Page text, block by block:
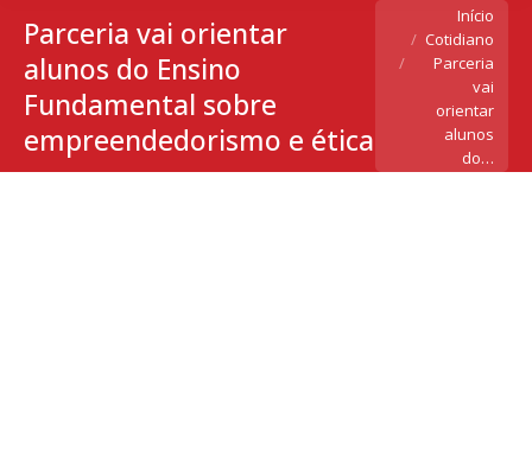
Parceria vai orientar
alunos do Ensino
Fundamental sobre
empreendedorismo e ética
Você está aqui:
Início
Cotidiano
Parceria
vai
orientar
alunos
do…